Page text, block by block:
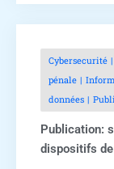
Cybersecurité
pénale
données
Publication:
dispositifs